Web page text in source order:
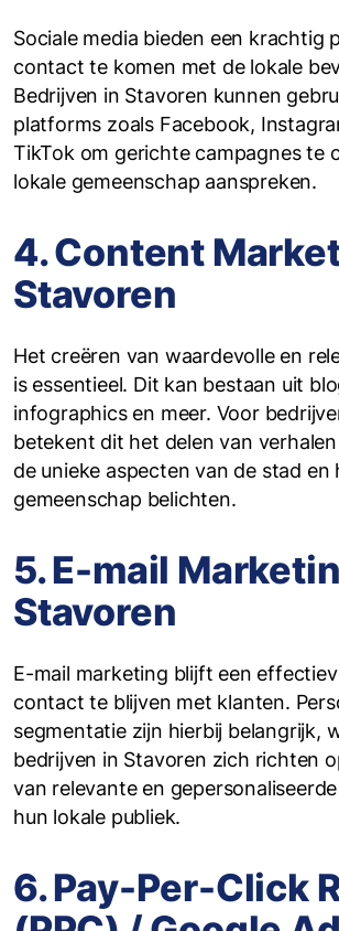
Sociale media bieden een krachtig
contact te komen met de lokale
Bedrijven in Stavoren kunnen
platforms zoals Facebook,
TikTok om gerichte campagnes te
lokale gemeenschap aanspreken.
4. Content
Stavoren
Het creëren van waardevolle en
is essentieel. Dit kan bestaan uit
infographics en meer. Voor
betekent dit het delen van
de unieke aspecten van de stad en
gemeenschap belichten.
5. E-mail
Stavoren
E-mail marketing blijft een
contact te blijven met klanten.
segmentatie zijn hierbij belangrijk,
bedrijven in Stavoren zich richten
van relevante en
hun lokale publiek.
6. Pay-Per-Click